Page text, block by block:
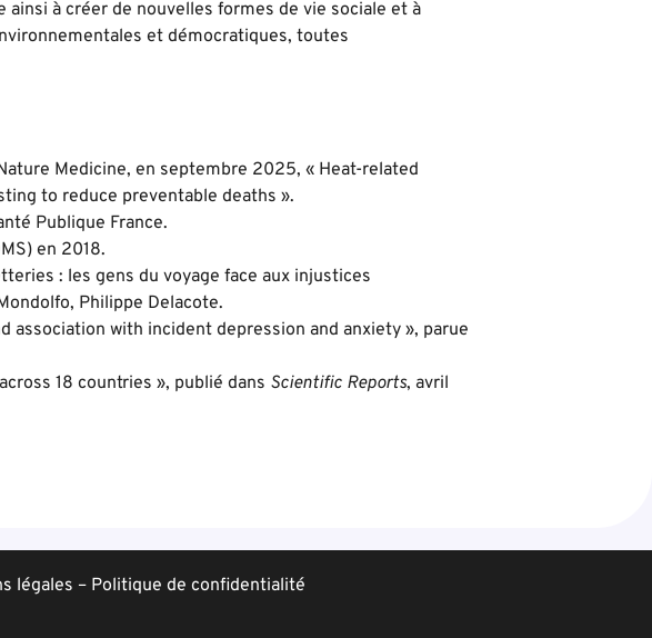
ainsi à créer de nouvelles formes de vie sociale et à
et démocratiques, toutes
Medicine, en septembre 2025, « Heat-related
to reduce preventable deaths ».
Publique France.
en 2018.
: les gens du voyage face aux injustices
Philippe Delacote.
with incident depression and anxiety », parue
18 countries », publié dans Scientific Reports, avril
légales – Politique de confidentialité